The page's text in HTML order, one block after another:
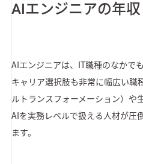
AIエンジニアの年
AIエンジニアは、IT職種のなかで
キャリア選択肢も非常に幅広い職
ルトランスフォーメーション）や
AIを実務レベルで扱える人材が圧
ます。